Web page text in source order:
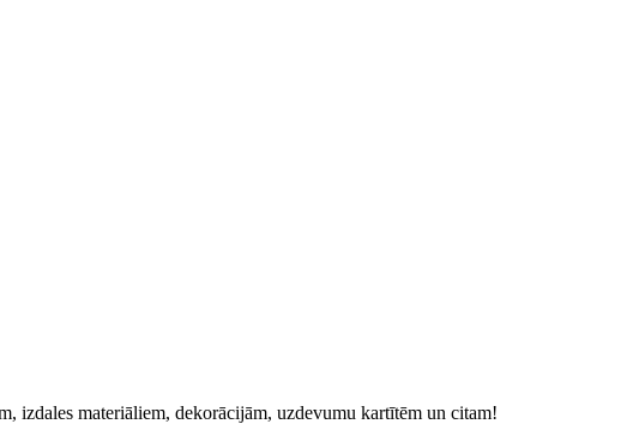
izdales materiāliem, dekorācijām, uzdevumu kartītēm un citam!